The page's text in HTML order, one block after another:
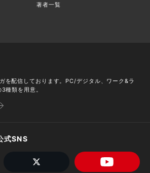
著者一覧
を配信しております。PC/デジタル、ワーク&ラ
種類を用意。
式SNS